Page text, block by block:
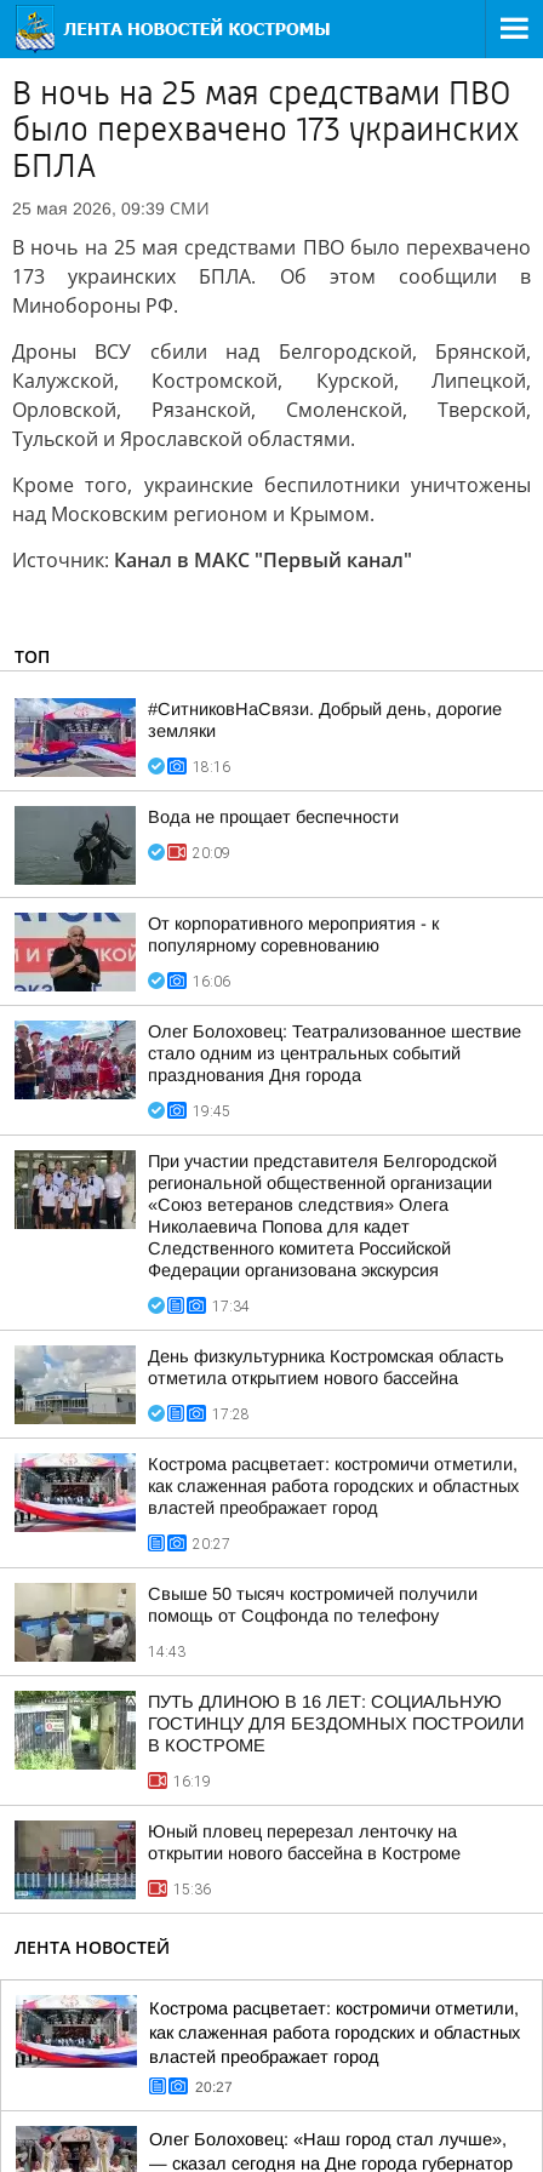
В ночь на 25 мая средствами ПВО
было перехвачено 173 украинских
БПЛА
25 мая 2026, 09:39 СМИ
В ночь на 25 мая средствами ПВО было перехвачено
173 украинских БПЛА. Об этом сообщили в
Минобороны РФ.
Дроны ВСУ сбили над Белгородской, Брянской,
Калужской, Костромской, Курской, Липецкой,
Орловской, Рязанской, Смоленской, Тверской,
Тульской и Ярославской областями.
Кроме того, украинские беспилотники уничтожены
над Московским регионом и Крымом.
Источник: Канал в МАКС "Первый канал"
ТОП
#СитниковНаСвязи. Добрый день, дорогие
земляки
18:16
Вода не прощает беспечности
20:09
От корпоративного мероприятия - к
популярному соревнованию
16:06
Олег Болоховец: Театрализованное шествие
стало одним из центральных событий
празднования Дня города
19:45
При участии представителя Белгородской
региональной общественной организации
«Союз ветеранов следствия» Олега
Николаевича Попова для кадет
Следственного комитета Российской
Федерации организована экскурсия
17:34
День физкультурника Костромская область
отметила открытием нового бассейна
17:28
Кострома расцветает: костромичи отметили,
как слаженная работа городских и областных
властей преображает город
20:27
Свыше 50 тысяч костромичей получили
помощь от Соцфонда по телефону
14:43
ПУТЬ ДЛИНОЮ В 16 ЛЕТ: СОЦИАЛЬНУЮ
ГОСТИНЦУ ДЛЯ БЕЗДОМНЫХ ПОСТРОИЛИ
В КОСТРОМЕ
16:19
Юный пловец перерезал ленточку на
открытии нового бассейна в Костроме
15:36
ЛЕНТА НОВОСТЕЙ
Кострома расцветает: костромичи отметили,
как слаженная работа городских и областных
властей преображает город
20:27
Олег Болоховец: «Наш город стал лучше»,
— сказал сегодня на Дне города губернатор